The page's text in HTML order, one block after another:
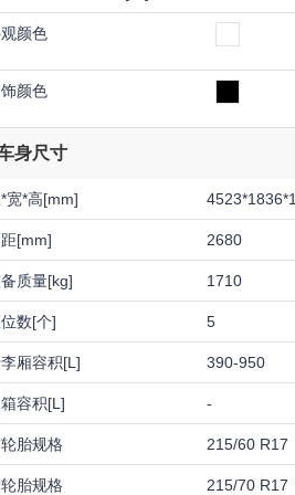
颜色
颜色
身尺寸
宽*高[mm]
[mm] 2680
质量[kg] 1710
数[个] 5
厢容积[L] 390-950
容积[L] -
胎规格 215/60 R17
胎规格 215/70 R17